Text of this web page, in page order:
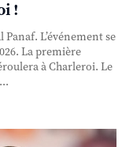
!
L’événement se
La première
à Charleroi. Le